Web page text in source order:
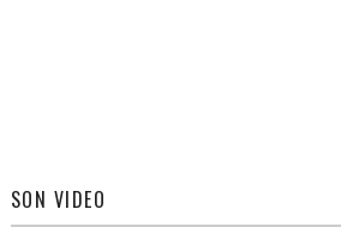
SON VIDEO